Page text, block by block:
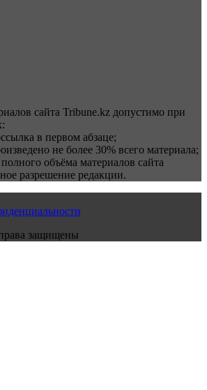
сайта Tribune.kz допустимо при
в первом абзаце;
не более 30% всего материала;
объёма материалов сайта
разрешение редакции.
защищены